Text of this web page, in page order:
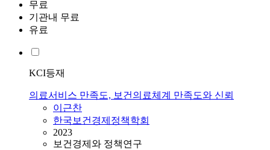
무료
기관내 무료
유료
KCI등재
의료서비스 만족도, 보건의료체계 만족도와 신뢰
이근찬
한국보건경제정책학회
2023
보건경제와 정책연구